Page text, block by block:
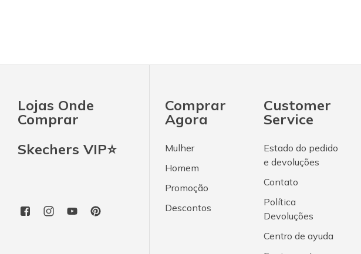
Lojas Onde
Comprar
Skechers VIP⭐
Comprar
Agora
Mulher
Homem
Promoção
Descontos
Customer
Service
Estado do pedido
e devoluções
Contato
Política
Devoluções
Centro de ayuda